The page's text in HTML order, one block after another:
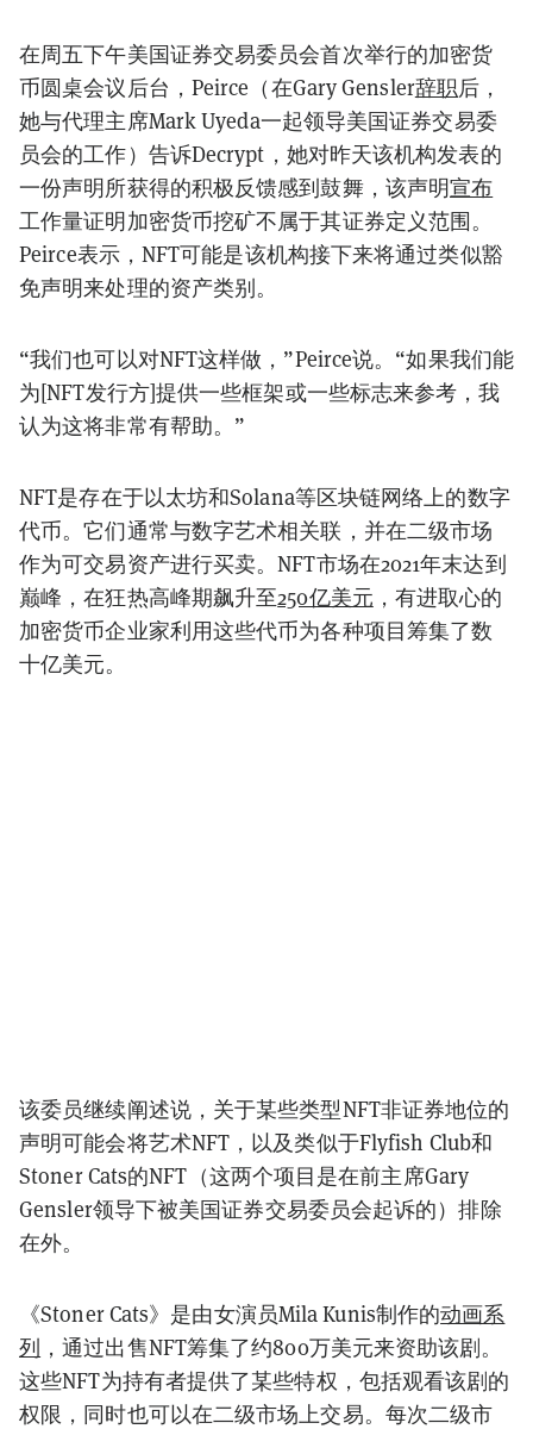
在周五下午美国证券交易委员会首次举行的加密货
币圆桌会议后台，Peirce（在Gary Gensler辞职后，
她与代理主席Mark Uyeda一起领导美国证券交易委
员会的工作）告诉Decrypt，她对昨天该机构发表的
一份声明所获得的积极反馈感到鼓舞，该声明宣布
工作量证明加密货币挖矿不属于其证券定义范围。
Peirce表示，NFT可能是该机构接下来将通过类似豁
免声明来处理的资产类别。
“我们也可以对NFT这样做，”Peirce说。“如果我们能
为[NFT发行方]提供一些框架或一些标志来参考，我
认为这将非常有帮助。”
NFT是存在于以太坊和Solana等区块链网络上的数字
代币。它们通常与数字艺术相关联，并在二级市场
作为可交易资产进行买卖。NFT市场在2021年末达到
巅峰，在狂热高峰期飙升至250亿美元 ，有进取心的
加密货币企业家利用这些代币为各种项目筹集了数
十亿美元。
该委员继续阐述说，关于某些类型NFT非证券地位的
声明可能会将艺术NFT，以及类似于Flyfish Club和
Stoner Cats的NFT（这两个项目是在前主席Gary
Gensler领导下被美国证券交易委员会起诉的）排除
在外。
《Stoner Cats》是由女演员Mila Kunis制作的动画系
列 ，通过出售NFT筹集了约800万美元来资助该剧。
这些NFT为持有者提供了某些特权，包括观看该剧的
权限，同时也可以在二级市场上交易。每次二级市